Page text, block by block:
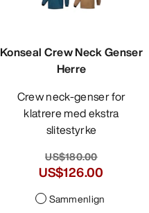
Konseal Crew Neck Genser
Herre
Crew neck-genser for
klatrere med ekstra
slitestyrke
US$180.00
US$126.00
Sammenlign